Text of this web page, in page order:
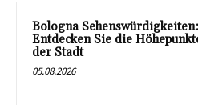
Bologna Sehenswürdigkeiten:
Entdecken Sie die
der Stadt
05.08.2026